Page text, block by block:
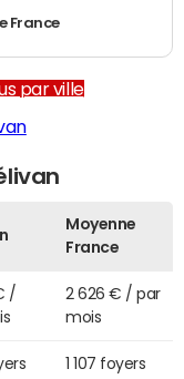
France
par ville
Moyenne
France
/
2 626 € / par
mois
1 107 foyers